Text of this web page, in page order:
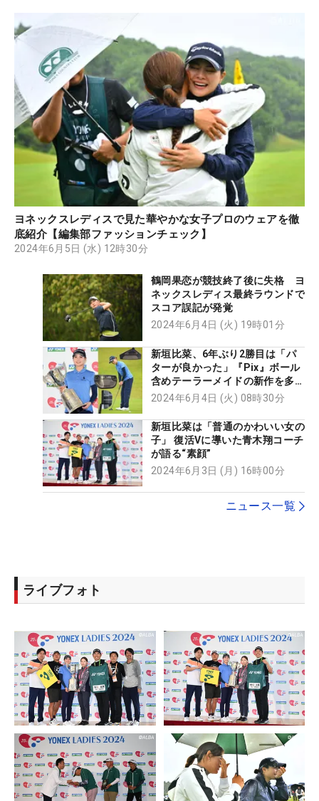
ヨネックスレディスで見た華やかな女子プロのウェアを徹
底紹介【編集部ファッションチェック】
2024年6月5日 (水) 12時30分
鶴岡果恋が競技終了後に失格 ヨ
ネックスレディス最終ラウンドで
スコア誤記が発覚
2024年6月4日 (火) 19時01分
新垣比菜、6年ぶり2勝目は「パ
ターが良かった」『Pix』ボール
含めテーラーメイドの新作を多用
【勝者のギア】
2024年6月4日 (火) 08時30分
新垣比菜は「普通のかわいい女の
子」 復活Vに導いた青木翔コーチ
が語る“素顔”
2024年6月3日 (月) 16時00分
ニュース一覧
ライブフォト